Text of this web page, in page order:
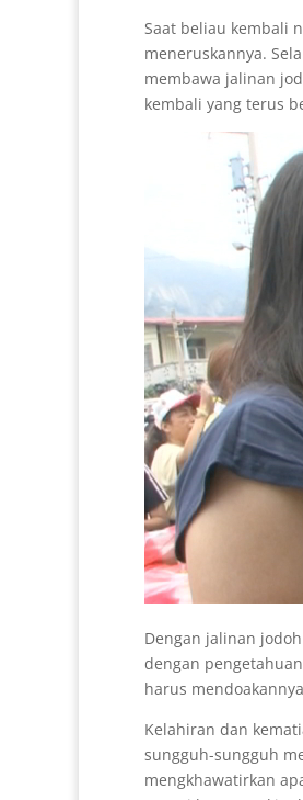
Saat beliau kembali
meneruskannya.
membawa jalinan
kembali yang terus
Dengan jalinan
dengan
harus
Kelahiran dan
sungguh-sungguh
mengkhawatirkan